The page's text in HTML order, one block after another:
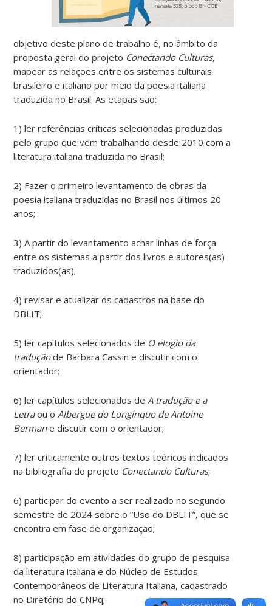
objetivo deste plano de trabalho é, no âmbito da
proposta geral do projeto Conectando Culturas,
mapear as relações entre os sistemas culturais
brasileiro e italiano por meio da poesia italiana
traduzida no Brasil. As etapas são:
1) ler referências críticas selecionadas produzidas
pelo grupo que vem trabalhando desde 2010 com a
literatura italiana traduzida no Brasil;
2) Fazer o primeiro levantamento de obras da
poesia italiana traduzidas no Brasil nos últimos 20
anos;
3) A partir do levantamento achar linhas de força
entre os sistemas a partir dos livros e autores(as)
traduzidos(as);
4) revisar e atualizar os cadastros na base do
DBLIT;
5) ler capítulos selecionados de O elogio da
tradução de Barbara Cassin e discutir com o
orientador;
6) ler capítulos selecionados de A tradução e a
Letraou o Albergue do Longínquo de Antoine
Bermane discutir com o orientador;
7) ler criticamente outros textos teóricos indicados
na bibliografia do projeto Conectando Culturas;
6) participar do evento a ser realizado no segundo
semestre de 2024 sobre o “Uso do DBLIT”, que se
encontra em fase de organização;
8) participação em atividades do grupo de pesquisa
da literatura italiana e do Núcleo de Estudos
Contemporâneos de Literatura Italiana, cadastrado
no Diretório do CNPq;